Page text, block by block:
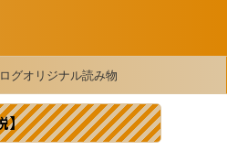
グオリジナル読み物
】